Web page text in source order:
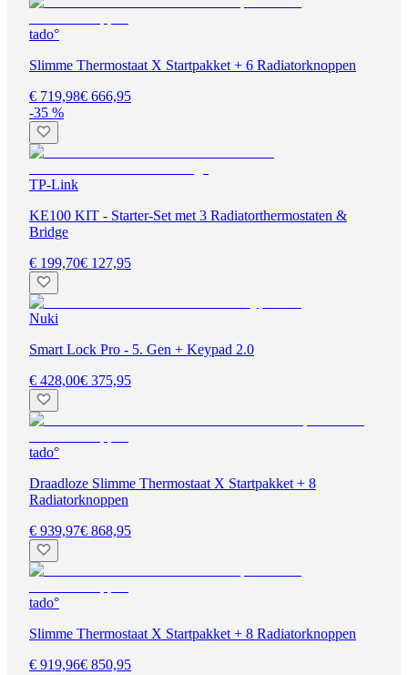
tado°
Slimme Thermostaat X Startpakket + 6 Radiatorknoppen
€ 719,98€ 666,95
-35 %
TP-Link
KE100 KIT - Starter-Set met 3 Radiatorthermostaten &
Bridge
€ 199,70€ 127,95
Nuki
Smart Lock Pro - 5. Gen + Keypad 2.0
€ 428,00€ 375,95
tado°
Draadloze Slimme Thermostaat X Startpakket + 8
Radiatorknoppen
€ 939,97€ 868,95
tado°
Slimme Thermostaat X Startpakket + 8 Radiatorknoppen
€ 919,96€ 850,95